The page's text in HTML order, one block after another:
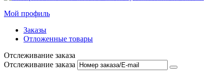
Мой профиль
Заказы
Отложенные товары
Отслеживание заказа
Отслеживание заказа